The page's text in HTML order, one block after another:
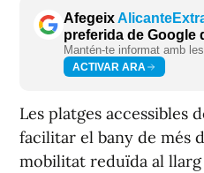
Afegeix
preferida de Google
Mantén-te informat amb
ACTIVAR ARA
Les platges accessibles
facilitar el bany de més
mobilitat reduïda al